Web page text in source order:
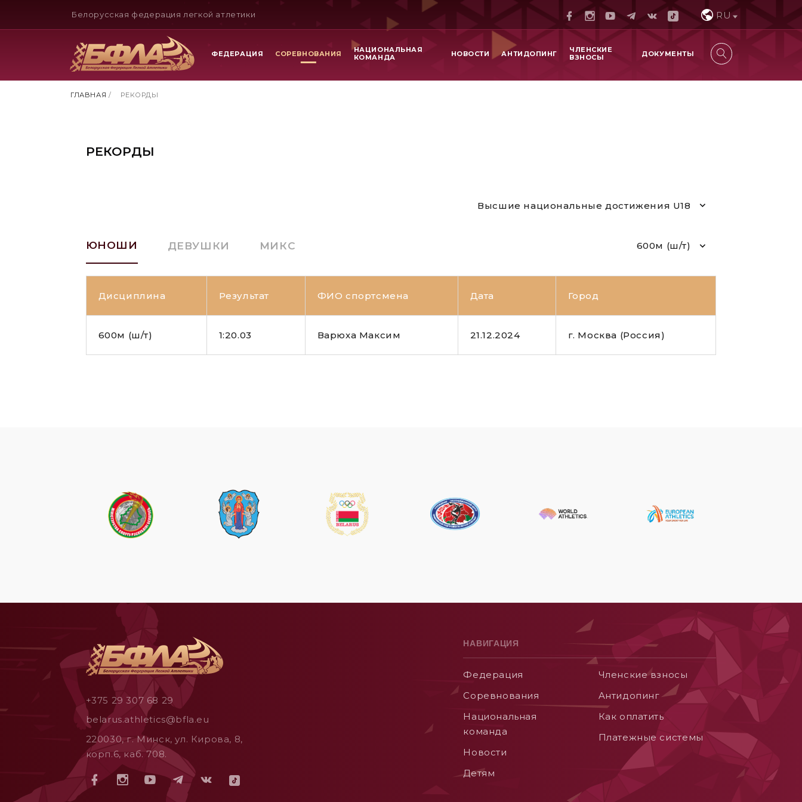
Белорусская федерация легкой атлетики RU
ФЕДЕРАЦИЯ СОРЕВНОВАНИЯ
НАЦИОНАЛЬНАЯ
КОМАНДА
НОВОСТИ АНТИДОПИНГ
ЧЛЕНСКИЕ
ВЗНОСЫ
ДОКУМЕНТЫ
ГЛАВНАЯ / РЕКОРДЫ
РЕКОРДЫ
Высшие национальные достижения U18
ЮНОШИ ДЕВУШКИ МИКС 600м (ш/т)
Дисциплина Результат ФИО спортсмена Дата Город
600м (ш/т) 1:20.03 Варюха Максим 21.12.2024 г. Москва (Россия)
+375 29 307 68 29
belarus.athletics@bfla.eu
220030, г. Минск, ул. Кирова, 8,
корп.6, каб. 708.
НАВИГАЦИЯ
Федерация
Соревнования
Национальная
команда
Новости
Детям
Членские взносы
Aнтидопинг
Как оплатить
Платежные системы